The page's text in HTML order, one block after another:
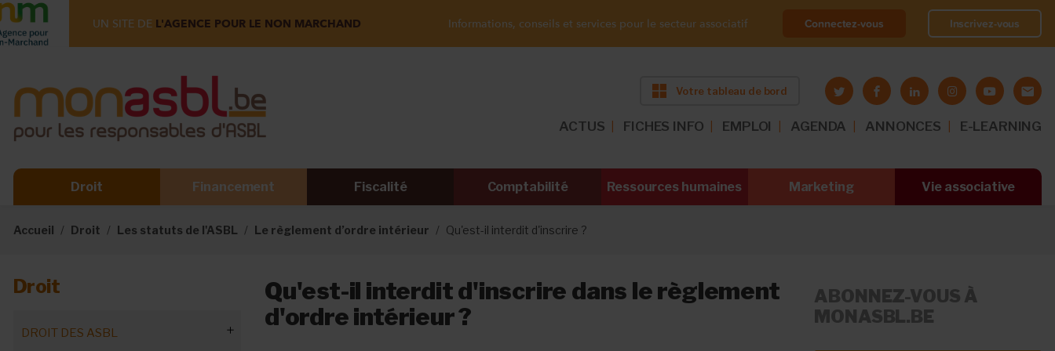
UN SITE DE L'AGENCE POUR LE NON MARCHAND Informations, conseils et services pour le secteur associatif Connectez-vous Inscrivez-vous
Votre tableau de bord
ACTUS FICHES INFO EMPLOI AGENDA ANNONCES E-LEARNING
Droit Financement Fiscalité Comptabilité Ressources humaines Marketing Vie associative
Accueil Droit Les statuts de l'ASBL Le règlement d’ordre intérieur Qu'est-il interdit d'inscrire ?
Droit
DROIT DES ASBL
Qu'est-il interdit d'inscrire dans le règlement
d'ordre intérieur ?
ABONNEZ-VOUS À
MONASBL.BE